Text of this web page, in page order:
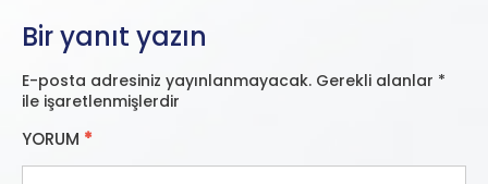
Bir yanıt yazın
E-posta adresiniz yayınlanmayacak. Gerekli alanlar *
ile işaretlenmişlerdir
YORUM *